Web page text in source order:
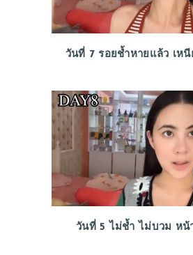
วันที่ 7 รอยช้ำหายแล้ว เหนี
วันที่ 5 ไม่ช้ำ ไม่บวม หน้